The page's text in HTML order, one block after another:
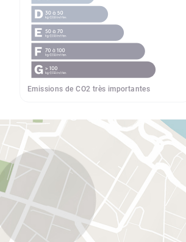
Emissions de CO2 très importantes